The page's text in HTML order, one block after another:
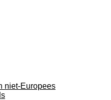
niet-Europees